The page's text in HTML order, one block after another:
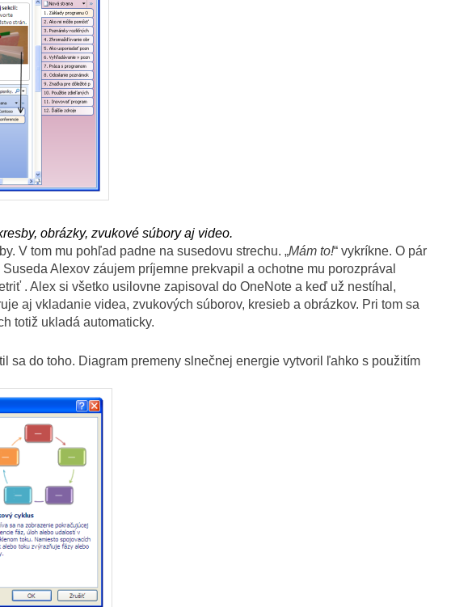
obrázky, zvukové súbory aj video.
V tom mu pohľad padne na susedovu strechu. „Mám to!“ vykríkne. O pár
Alexov záujem príjemne prekvapil a ochotne mu porozprával
. Alex si všetko usilovne zapisoval do OneNote a keď už nestíhal,
aj vkladanie videa, zvukových súborov, kresieb a obrázkov. Pri tom sa
totiž ukladá automaticky.
sa do toho. Diagram premeny slnečnej energie vytvoril ľahko s použitím